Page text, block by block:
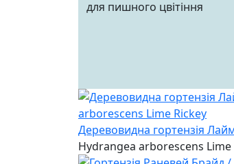
Деревовидна гортензія Лайм
Hydrangea arborescens Lime